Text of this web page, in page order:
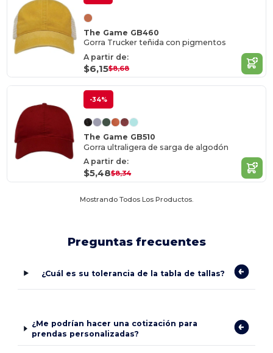
The Game GB460
Gorra Trucker teñida con pigmentos
A partir de:
$6,15$8,68
-34%
The Game GB510
Gorra ultraligera de sarga de algodón
A partir de:
$5,48$8,34
Mostrando Todos Los Productos.
Preguntas frecuentes
¿Cuál es su tolerancia de la tabla de tallas?
¿Me podrían hacer una cotización para
prendas personalizadas?